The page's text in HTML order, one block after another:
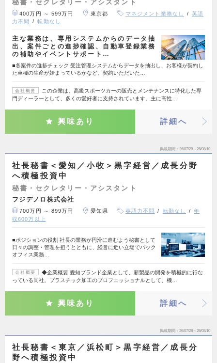
秘書・セクレタリー・アシスタント
400万円 ～ 599万円 東京都 マネジメント業務なし
英語
力不問
転勤なし
主な業務は、専用システムからのデータ抽
出、案件ごとの進捗確認、自動車登録業務
の補助やイベントサポート…
■各案件の進捗チェック 受注管理システムからデータを抽出し、お客様が契約し
た車種の生産が始まっているかなど、契約いただいた…
会社概要
この企業は、高級スポーツカーの販売とメンテナンスに特化した専
門ディーラーとして、多くの愛好者に支持されています。主に高性…
興味あり 詳細へ
掲載期間 26/07/28～26/08/10
社長秘書＜愛知／小牧＞黒字経営／成長分野
へ積極投資中
秘書・セクレタリー・アシスタント
フジデノロ株式会社
700万円 ～ 899万円 愛知県 英語力不問 転勤なし
年
収600万以上
■ポジションの役割 社長の業務が円滑に進むよう秘書として
日々の調整・管理を担うとともに、経営に近い立場でバック
オフィス業務…
会社概要
◆企業概要 愛知ブランド企業として、新製品の開発を積極的に行な
っている同社。プラスチック加工のプロフェッショナルとして、機…
興味あり 詳細へ
掲載期間 26/07/28～26/08/10
社長秘書＜東京／浜松町＞黒字経営／成長分
野へ積極投資中